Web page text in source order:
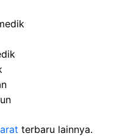
terbaru lainnya.